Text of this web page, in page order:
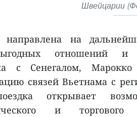
Швейцарии
направлена на
отношений и
с Сенегалом,
связей Вьетнама с
открывает
и торгового